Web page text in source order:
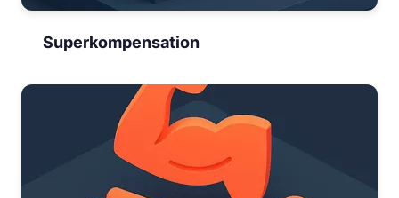
Superkompensation